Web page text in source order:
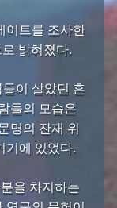
이트를 조사한
밝혀졌다.
이 살았던 흔
들의 모습은
명의 잔재 위
기에 있었다.
을 차지하는